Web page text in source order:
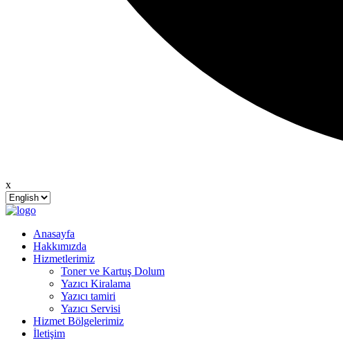
x
Anasayfa
Hakkımızda
Hizmetlerimiz
Toner ve Kartuş Dolum
Yazıcı Kiralama
Yazıcı tamiri
Yazıcı Servisi
Hizmet Bölgelerimiz
İletişim